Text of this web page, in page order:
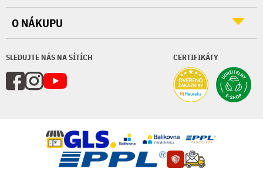
SLEDUJTE NÁS NA SÍTÍCH CERTIFIKÁTY
O NÁKUPU